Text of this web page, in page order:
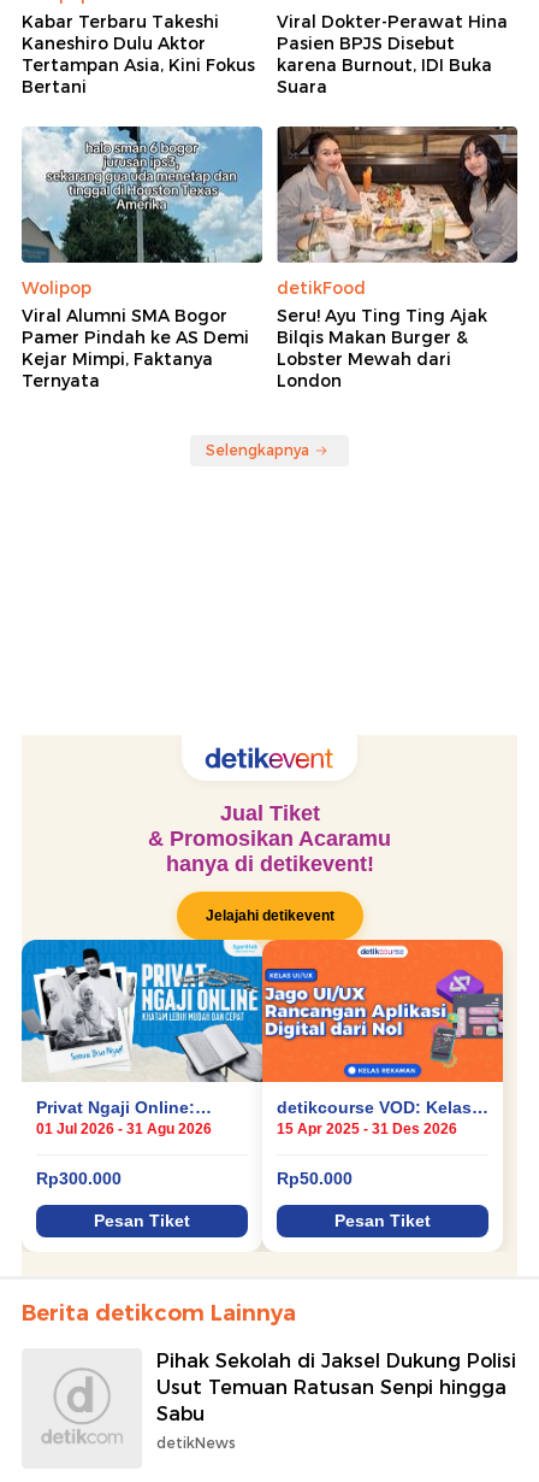
Kabar Terbaru Takeshi
Kaneshiro Dulu Aktor
Tertampan Asia, Kini Fokus
Bertani
Viral Dokter-Perawat Hina
Pasien BPJS Disebut
karena Burnout, IDI Buka
Suara
Wolipop
Viral Alumni SMA Bogor
Pamer Pindah ke AS Demi
Kejar Mimpi, Faktanya
Ternyata
detikFood
Seru! Ayu Ting Ting Ajak
Bilqis Makan Burger &
Lobster Mewah dari
London
Selengkapnya
Berita detikcom Lainnya
Pihak Sekolah di Jaksel Dukung Polisi
Usut Temuan Ratusan Senpi hingga
Sabu
detikNews